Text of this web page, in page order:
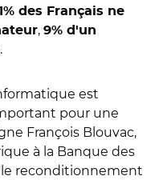
des Français ne
, 9% d'un
est
pour une
François Blouvac,
à la Banque des
reconditionnement